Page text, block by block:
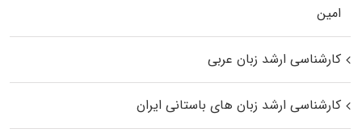
اﻣﻴﻦ
کارشناسی ارشد زبان عربی
کارشناسی ارشد زبان‌ های باستانی ایران